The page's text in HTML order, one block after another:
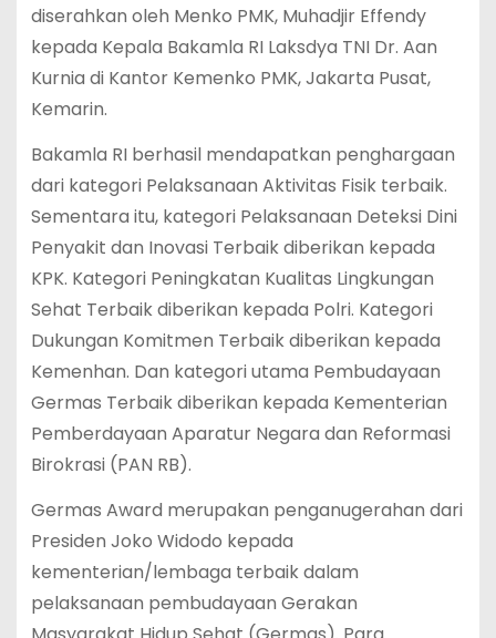
diserahkan oleh Menko PMK, Muhadjir Effendy
kepada Kepala Bakamla RI Laksdya TNI Dr. Aan
Kurnia di Kantor Kemenko PMK, Jakarta Pusat,
Kemarin.
Bakamla RI berhasil mendapatkan penghargaan
dari kategori Pelaksanaan Aktivitas Fisik terbaik.
Sementara itu, kategori Pelaksanaan Deteksi Dini
Penyakit dan Inovasi Terbaik diberikan kepada
KPK. Kategori Peningkatan Kualitas Lingkungan
Sehat Terbaik diberikan kepada Polri. Kategori
Dukungan Komitmen Terbaik diberikan kepada
Kemenhan. Dan kategori utama Pembudayaan
Germas Terbaik diberikan kepada Kementerian
Pemberdayaan Aparatur Negara dan Reformasi
Birokrasi (PAN RB).
Germas Award merupakan penganugerahan dari
Presiden Joko Widodo kepada
kementerian/lembaga terbaik dalam
pelaksanaan pembudayaan Gerakan